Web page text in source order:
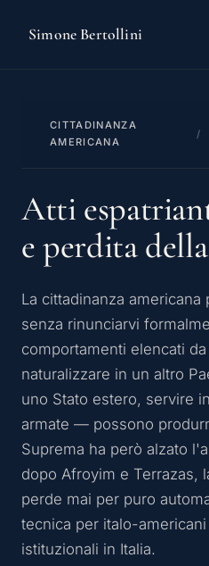
Simone Bertollini
CITTADINANZA
AMERICANA
/
Atti
e perdita della
La cittadinanza
senza rinunciarvi
comportamenti elencati
naturalizzare in un altro
uno Stato estero, servire
armate — possono
Suprema ha però alzato
dopo Afroyim e Terrazas,
perde mai per puro
tecnica per italo-
istituzionali in Italia.